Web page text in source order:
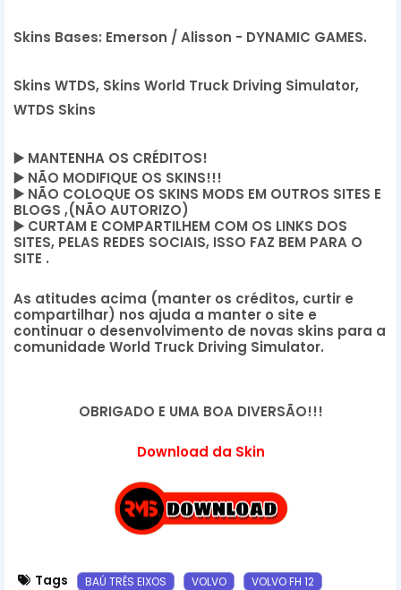
Skins Bases: Emerson / Alisson - DYNAMIC GAMES.
Skins WTDS, Skins World Truck Driving Simulator,
WTDS Skins
▶️ MANTENHA OS CRÉDITOS!
▶️ NÃO MODIFIQUE OS SKINS!!!
▶️ NÃO COLOQUE OS SKINS MODS EM OUTROS SITES E
BLOGS ,(NÃO AUTORIZO)
▶️ CURTAM E COMPARTILHEM COM OS LINKS DOS
SITES, PELAS REDES SOCIAIS, ISSO FAZ BEM PARA O
SITE .
As atitudes acima (manter os créditos, curtir e
compartilhar) nos ajuda a manter o site e
continuar o desenvolvimento de novas skins para a
comunidade World Truck Driving Simulator.
OBRIGADO E UMA BOA DIVERSÃO!!!
Download da Skin
Tags BAÚ TRÊS EIXOS VOLVO VOLVO FH 12